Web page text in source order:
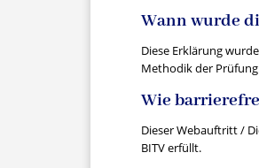
Wann wurde
Diese Erklärung
Methodik der
Wie
Dieser Webauftritt /
BITV erfüllt.